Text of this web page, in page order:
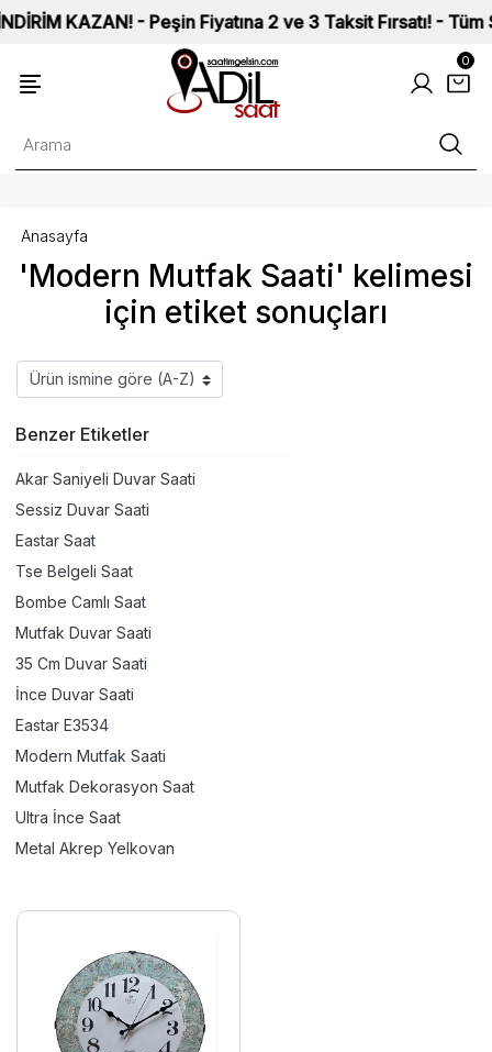
KAZAN! - Peşin Fiyatına 2 ve 3 Taksit Fırsatı! -
0
'Modern Mutfak Saati' kelimesi
için etiket sonuçları
Anasayfa
Benzer Etiketler
Akar Saniyeli Duvar Saati
Sessiz Duvar Saati
Eastar Saat
Tse Belgeli Saat
Bombe Camlı Saat
Mutfak Duvar Saati
35 Cm Duvar Saati
İnce Duvar Saati
Eastar E3534
Modern Mutfak Saati
Mutfak Dekorasyon Saat
Ultra İnce Saat
Metal Akrep Yelkovan